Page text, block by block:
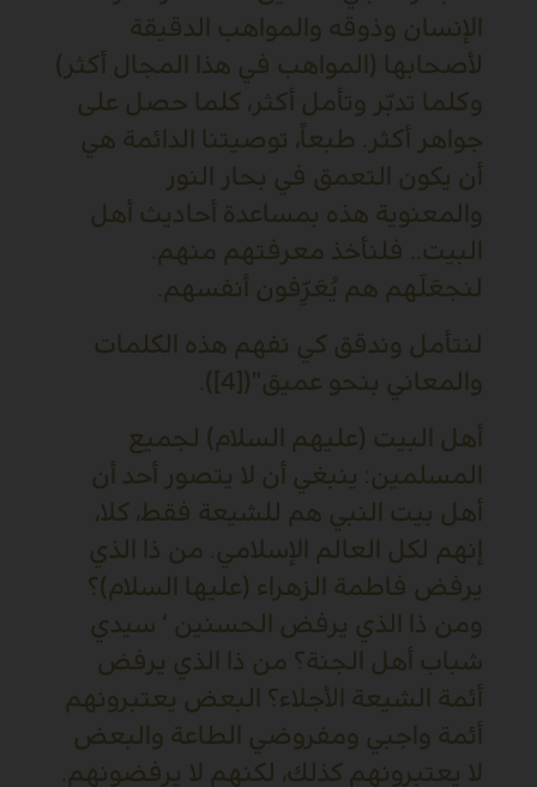
الإنسان وذوقه والمواهب الدقيقة
لأصحابها (المواهب في هذا المجال أكثر)
وكلما تدبّر وتأمل أكثر، كلما حصل على
جواهر أكثر. طبعاً، توصيتنا الدائمة هي
أن يكون التعمق في بحار النور
والمعنوية هذه بمساعدة أحاديث أهل
البيت.. فلنأخذ معرفتهم منهم.
لنجعَلَهم هم يُعَرِّفون أنفسهم.
لنتأمل وندقق كي نفهم هذه الكلمات
والمعاني بنحو عميق"([4]).
أهل البيت (عليهم السلام) لجميع
المسلمين: ينبغي أن لا يتصور أحد أن
أهل بيت النبي هم للشيعة فقط، كلا،
إنهم لكل العالم الإسلامي. من ذا الذي
يرفض فاطمة الزهراء (عليها السلام)؟
ومن ذا الذي يرفض الحسنين ‘ سيدي
شباب أهل الجنة؟ من ذا الذي يرفض
أئمة الشيعة الأجلاء؟ البعض يعتبرونهم
أئمة واجبي ومفروضي الطاعة والبعض
لا يعتبرونهم كذلك، لكنهم لا يرفضونهم.